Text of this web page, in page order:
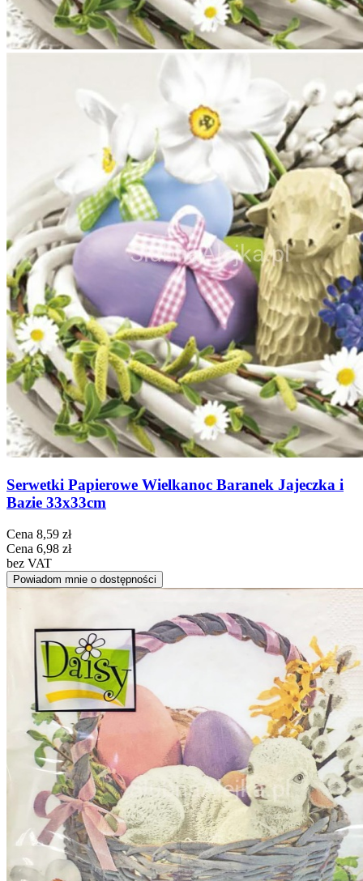
Serwetki Papierowe Wielkanoc Baranek Jajeczka i
Bazie 33x33cm
Cena 8,59 zł
Cena 6,98 zł
bez VAT
Powiadom mnie o dostępności